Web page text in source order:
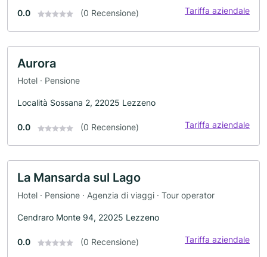
0.0 (0 Recensione) Tariffa aziendale
Aurora
Hotel · Pensione
Località Sossana 2, 22025 Lezzeno
0.0 (0 Recensione) Tariffa aziendale
La Mansarda sul Lago
Hotel · Pensione · Agenzia di viaggi · Tour operator
Cendraro Monte 94, 22025 Lezzeno
0.0 (0 Recensione) Tariffa aziendale